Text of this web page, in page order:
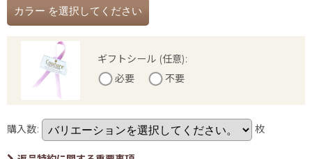
カラー を選択してください
ギフトシール (任意):
必要
不要
購入数: 枚